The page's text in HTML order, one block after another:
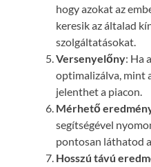
hogy azokat az
keresik az általad
szolgáltatásokat.
Versenyelőny: Ha
optimalizálva, mint
jelenthet a piacon.
Mérhető
segítségével
pontosan láthatod
Hosszú távú